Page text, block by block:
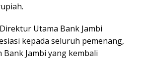
Utama Bank Jambi
kepada seluruh pemenang,
Jambi yang kembali